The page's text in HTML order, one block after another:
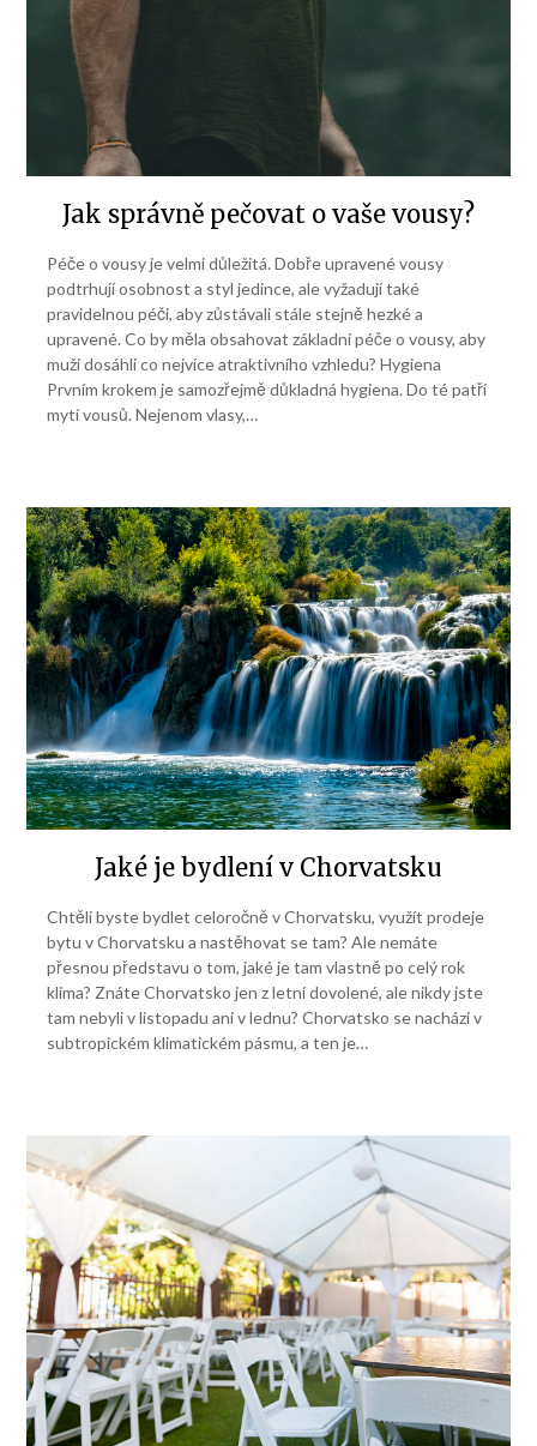
Jak správně pečovat o vaše vousy?
Péče o vousy je velmi důležitá. Dobře upravené vousy
podtrhují osobnost a styl jedince, ale vyžadují také
pravidelnou péči, aby zůstávali stále stejně hezké a
upravené. Co by měla obsahovat základní péče o vousy, aby
muži dosáhli co nejvíce atraktivního vzhledu? Hygiena
Prvním krokem je samozřejmě důkladná hygiena. Do té patří
mytí vousů. Nejenom vlasy,…
Jaké je bydlení v Chorvatsku
Chtěli byste bydlet celoročně v Chorvatsku, využít prodeje
bytu v Chorvatsku a nastěhovat se tam? Ale nemáte
přesnou představu o tom, jaké je tam vlastně po celý rok
klima? Znáte Chorvatsko jen z letní dovolené, ale nikdy jste
tam nebyli v listopadu ani v lednu? Chorvatsko se nachází v
subtropickém klimatickém pásmu, a ten je…